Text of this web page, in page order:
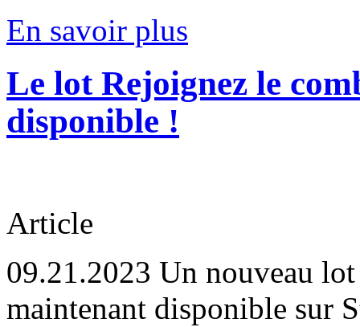
En savoir plus
Le lot Rejoignez le
disponible !
Article
09.21.2023 Un nouveau
maintenant disponible sur